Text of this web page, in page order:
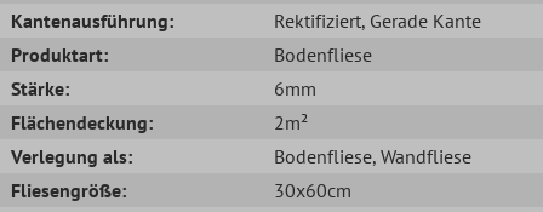
Kantenausführung:
Rektifiziert, Gerade Kante
Produktart:
Bodenfliese
Stärke:
6mm
Flächendeckung:
2m²
Verlegung als:
Bodenfliese, Wandfliese
Fliesengröße:
30x60cm